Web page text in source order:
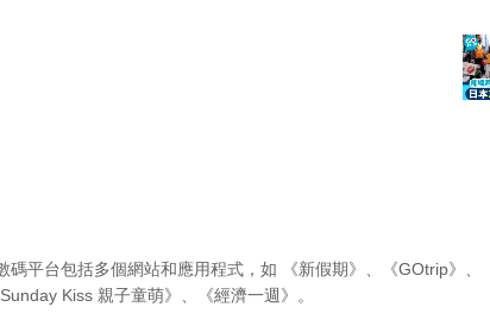
碼平台包括多個網站和應用程式，如 《新假期》 《GOtrip》
Sunday Kiss 親子童萌》 《經濟一週》 。